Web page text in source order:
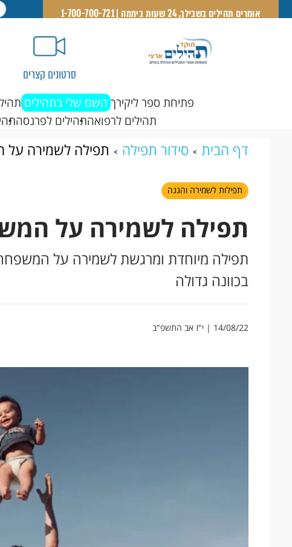
אומרים תהילים בשבילך, 24 שעות ביממה | 1-700-700-721
סרטונים קצרים
פתיחת ספר ליקירך השם שלי בתהילים
תהילים לרפואהתהילים לפרנסה
דף הבית סידור תפילה תפילה לשמירה על
תפילות לשמירה והגנה
תפילה לשמירה על
תפילה מיוחדת ומרגשת לשמירה על המשפחה
בכוונה גדולה
14/08/22 | י"ז אב התשפ"ב